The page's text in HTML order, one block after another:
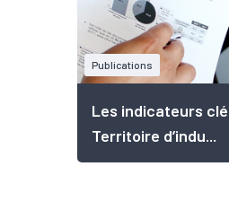
Publications
Les indicateurs
Territoire d’indu...